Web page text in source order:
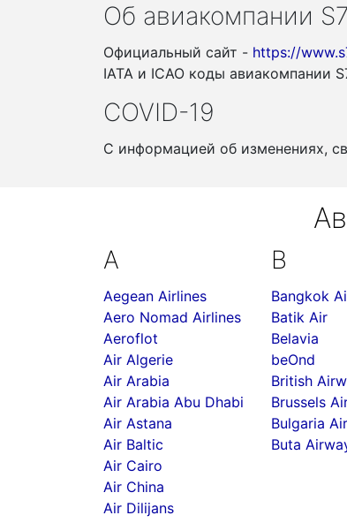
Об авиакомпании
Официальный сайт - https://
IATA и ICAO коды авиакомпании
COVID-19
С информацией об изменениях,
A
Aegean Airlines
Aero Nomad Airlines
Aeroflot
Air Algerie
Air Arabia
Air Arabia Abu Dhabi
Air Astana
Air Baltic
Air Cairo
Air China
Air Dilijans
B
Bangkok
Batik Air
Belavia
beOnd
British
Brussels
Bulgaria Air
Buta